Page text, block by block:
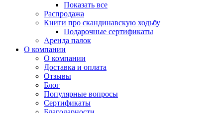
Показать все
Распродажа
Книги про скандинавскую ходьбу
Подарочные сертификаты
Аренда палок
О компании
О компании
Доставка и оплата
Отзывы
Блог
Популярные вопросы
Сертификаты